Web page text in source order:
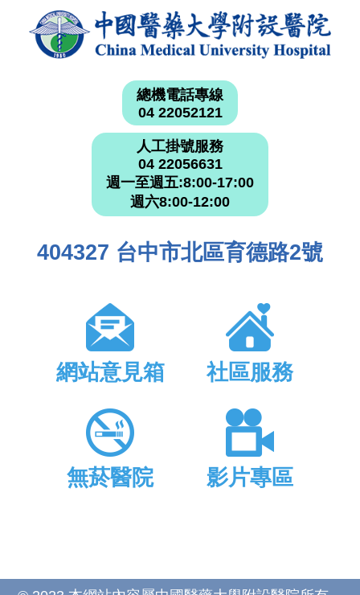
總機電話專線
04 22052121
人工掛號服務
04 22056631
週一至週五:8:00-17:00
週六8:00-12:00
404327 台中市北區育德路2號
網站意見箱 社區服務
無菸醫院 影片專區